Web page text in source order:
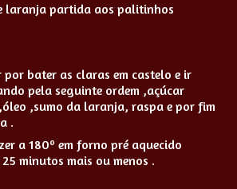
laranja partida aos palitinhos
por bater as claras em castelo e ir
pela seguinte ordem ,açúcar
,sumo da laranja, raspa e por fim
.
a 180º em forno pré aquecido
minutos mais ou menos .